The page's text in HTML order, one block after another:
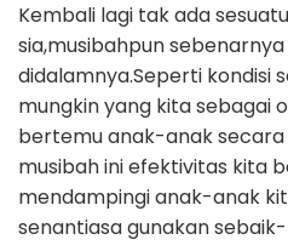
Kembali lagi tak ada
sia,musibahpun
didalamnya.Seperti kondisi
mungkin yang kita sebagai
bertemu anak-anak
musibah ini efektivitas kita
mendampingi anak-anak
senantiasa gunakan